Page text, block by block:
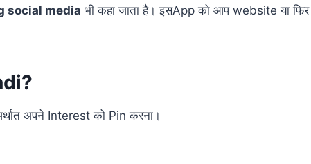
social media भी कहा जाता है। इसApp को आप website या फिर
अपने Interest को Pin करना।